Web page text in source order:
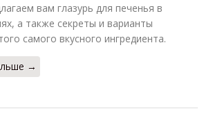
вам глазурь для печенья в
а также секреты и варианты
самого вкусного ингредиента.
→